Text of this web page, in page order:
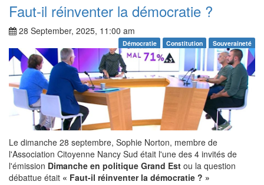
Faut-il réinventer la démocratie ?
28 September, 2025, 11:00 am
Démocratie Constitution Souveraineté
Le dimanche 28 septembre, Sophie Norton, membre de
l'Association Citoyenne Nancy Sud était l'une des 4 invités de
l'émission Dimanche en politique Grand Est ou la question
débattue était « Faut-il réinventer la démocratie ? »